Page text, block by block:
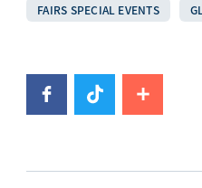
FAIRS SPECIAL EVENTS